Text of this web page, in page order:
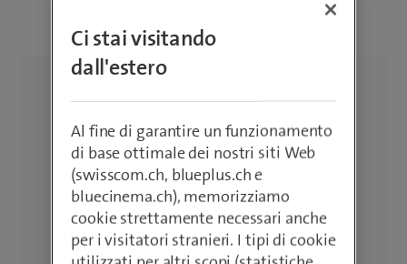
particolarmente apprezzate per una maggiore libertà. Per i
viaggi sono disponibili powerbank con diverse
connessioni. Approfitta della consegna gratuita a partire
da un valore d'ordine di CHF 50.–, della politica di
restituzione di 14 giorni e della garanzia di 2 anni.
Ci stai visitando
dall'estero
Al fine di garantire un funzionamento
di base ottimale dei nostri siti Web
(swisscom.ch, blueplus.ch e
bluecinema.ch), memorizziamo
cookie strettamente necessari anche
per i visitatori stranieri. I tipi di cookie